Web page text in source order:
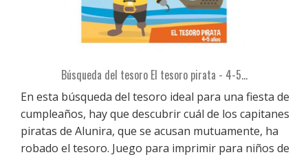
Búsqueda del tesoro El tesoro pirata - 4-5...
En esta búsqueda del tesoro ideal para una fiesta de
cumpleaños, hay que descubrir cuál de los capitanes
piratas de Alunira, que se acusan mutuamente, ha
robado el tesoro. Juego para imprimir para niños de